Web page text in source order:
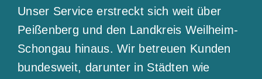
Unser Service erstreckt sich weit über
Peißenberg und den Landkreis Weilheim-
Schongau hinaus. Wir betreuen Kunden
bundesweit, darunter in Städten wie